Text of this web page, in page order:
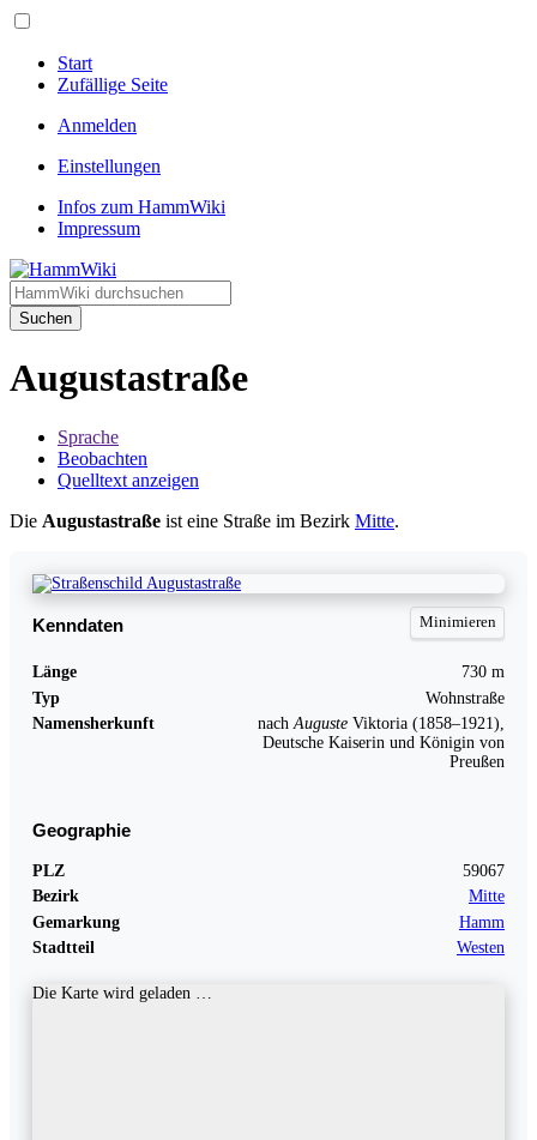
Start
Zufällige Seite
Anmelden
Einstellungen
Infos zum HammWiki
Impressum
Suchen
Augustastraße
Sprache
Beobachten
Quelltext anzeigen
Die Augustastraße ist eine Straße im Bezirk Mitte.
Kenndaten
Länge
730 m
Typ
Wohnstraße
Namensherkunft
nachAugusteViktoria (1858–1921),
Deutsche Kaiserin und Königin von
Preußen
Geographie
PLZ
59067
Bezirk
Mitte
Gemarkung
Hamm
Stadtteil
Westen
Die Karte wird geladen …